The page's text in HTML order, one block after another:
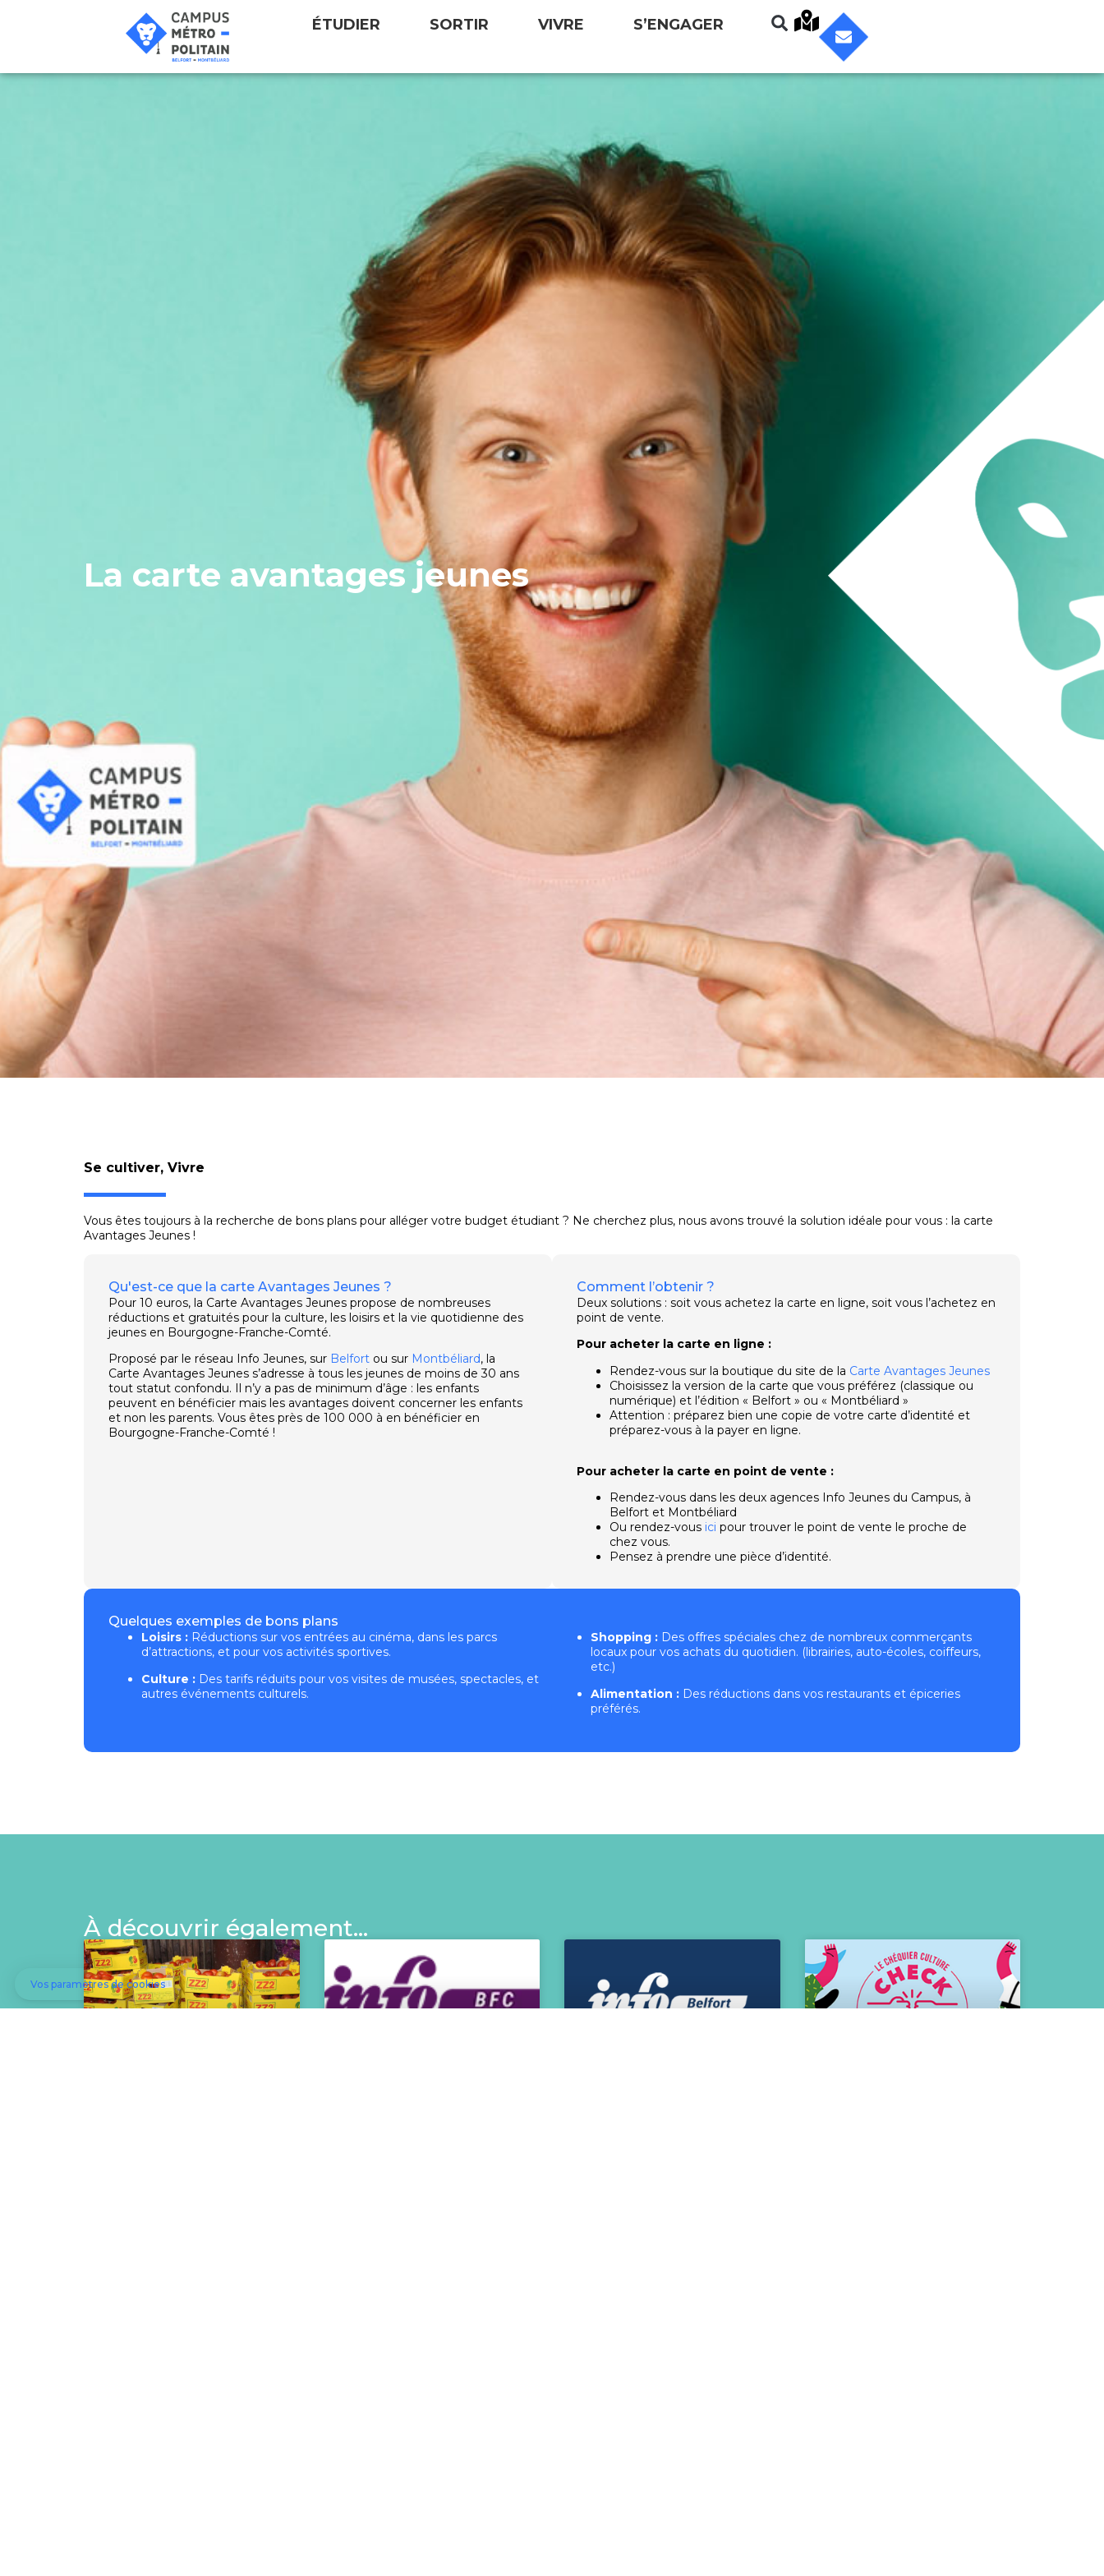
ÉTUDIER SORTIR VIVRE S’ENGAGER
La carte avantages jeunes
Se cultiver, Vivre
Vous êtes toujours à la recherche de bons plans pour alléger votre budget étudiant ? Ne cherchez plus, nous avons trouvé la solution idéale pour vous : la carte
Avantages Jeunes !
Qu'est-ce que la carte Avantages Jeunes ?
Pour 10 euros, la Carte Avantages Jeunes propose de nombreuses
réductions et gratuités pour la culture, les loisirs et la vie quotidienne des
jeunes en Bourgogne-Franche-Comté.
Proposé par le réseau Info Jeunes, sur Belfort ou sur Montbéliard, la
Carte Avantages Jeunes s’adresse à tous les jeunes de moins de 30 ans
tout statut confondu. Il n’y a pas de minimum d’âge : les enfants
peuvent en bénéficier mais les avantages doivent concerner les enfants
et non les parents. Vous êtes près de 100 000 à en bénéficier en
Bourgogne-Franche-Comté !
Comment l’obtenir ?
Deux solutions : soit vous achetez la carte en ligne, soit vous l’achetez en
point de vente.
Pour acheter la carte en ligne :
Rendez-vous sur la boutique du site de la Carte Avantages Jeunes
Choisissez la version de la carte que vous préférez (classique ou
numérique) et l’édition « Belfort » ou « Montbéliard »
Attention : préparez bien une copie de votre carte d’identité et
préparez-vous à la payer en ligne.
Pour acheter la carte en point de vente :
Rendez-vous dans les deux agences Info Jeunes du Campus, à
Belfort et Montbéliard
Ou rendez-vous ici pour trouver le point de vente le proche de
chez vous.
Pensez à prendre une pièce d’identité.
Quelques exemples de bons plans
Loisirs : Réductions sur vos entrées au cinéma, dans les parcs
d’attractions, et pour vos activités sportives.
Culture : Des tarifs réduits pour vos visites de musées, spectacles, et
autres événements culturels.
Shopping : Des offres spéciales chez de nombreux commerçants
locaux pour vos achats du quotidien. (librairies, auto-écoles, coiffeurs,
etc.)
Alimentation : Des réductions dans vos restaurants et épiceries
préférés.
À découvrir également…